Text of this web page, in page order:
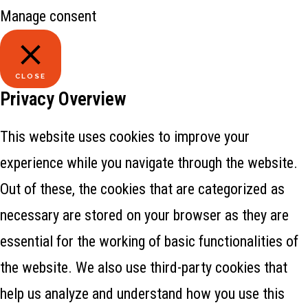
Manage consent
CLOSE
Privacy Overview
This website uses cookies to improve your
experience while you navigate through the website.
Out of these, the cookies that are categorized as
necessary are stored on your browser as they are
essential for the working of basic functionalities of
the website. We also use third-party cookies that
help us analyze and understand how you use this